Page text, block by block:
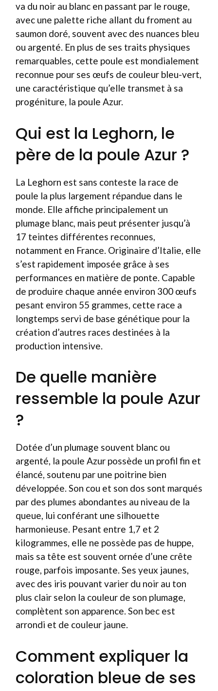
va du noir au blanc en passant par le rouge,
avec une palette riche allant du froment au
saumon doré, souvent avec des nuances bleu
ou argenté. En plus de ses traits physiques
remarquables, cette poule est mondialement
reconnue pour ses œufs de couleur bleu-vert,
une caractéristique qu’elle transmet à sa
progéniture, la poule Azur.
Qui est la Leghorn, le
père de la poule Azur ?
La Leghorn est sans conteste la race de
poule la plus largement répandue dans le
monde. Elle affiche principalement un
plumage blanc, mais peut présenter jusqu’à
17 teintes différentes reconnues,
notamment en France. Originaire d’Italie, elle
s’est rapidement imposée grâce à ses
performances en matière de ponte. Capable
de produire chaque année environ 300 œufs
pesant environ 55 grammes, cette race a
longtemps servi de base génétique pour la
création d’autres races destinées à la
production intensive.
De quelle manière
ressemble la poule Azur
?
Dotée d’un plumage souvent blanc ou
argenté, la poule Azur possède un profil fin et
élancé, soutenu par une poitrine bien
développée. Son cou et son dos sont marqués
par des plumes abondantes au niveau de la
queue, lui conférant une silhouette
harmonieuse. Pesant entre 1,7 et 2
kilogrammes, elle ne possède pas de huppe,
mais sa tête est souvent ornée d’une crête
rouge, parfois imposante. Ses yeux jaunes,
avec des iris pouvant varier du noir au ton
plus clair selon la couleur de son plumage,
complètent son apparence. Son bec est
arrondi et de couleur jaune.
Comment expliquer la
coloration bleue de ses